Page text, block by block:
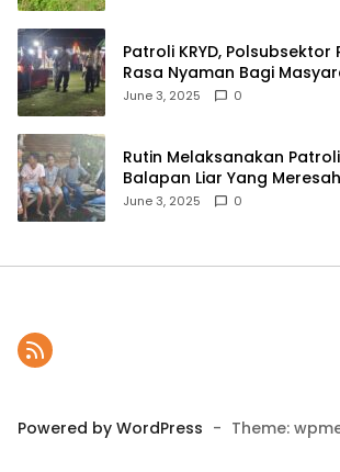
Patroli KRYD, Polsubsektor
Rasa Nyaman Bagi
Antisipasi Aksi Menjurus
June 3, 2025 0
Rutin Melaksanakan
Balapan Liar Yang
Masyarakat, Polsek
June 3, 2025 0
Powered by WordPress - Theme: